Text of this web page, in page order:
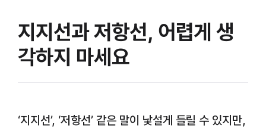
지지선과 저항선, 어렵게 생
각하지 마세요
‘지지선’, ‘저항선’ 같은 말이 낯설게 들릴 수 있지만,